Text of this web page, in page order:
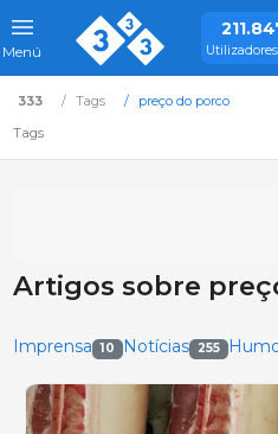
Menú Utilizadores
333 Tags
preço do porco
Tags
Artigos sobre
Imprensa 10 Notícias 255